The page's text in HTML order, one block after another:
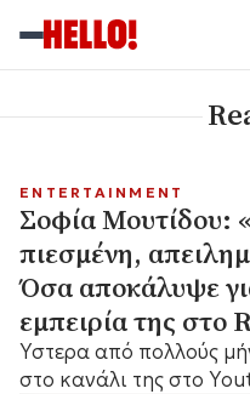
ENTERTAINMENT
Σοφία Μουτίδου:
πιεσμένη,
Όσα αποκάλυψε
εμπειρία της στο
Ύστερα από πολλούς
στο κανάλι της στο